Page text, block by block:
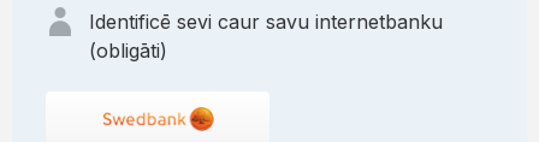
Identificē sevi caur savu internetbanku
(obligāti)